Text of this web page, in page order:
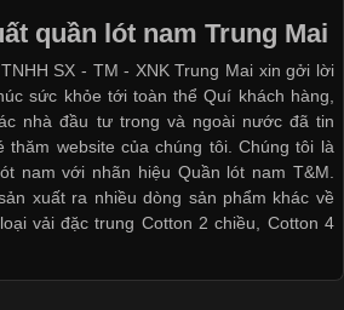
chất liệu được sử dụng rộng rãi
nhờ đặc tính co giãn, mềm mại và
thun, đồ thể thao cho đến đồ lót nam,
quan trọng trong quá trình sản xuất.
quần lót nam giá
Phổ Biến Trong Ngành May Mặc
quần lót nam Boxer TpHCM
lót nam boxer thun lạnh
lót nam Boxer thun lạnh giá rẻ
quần lót nam Trung Mai
SX - TM - XNK Trung Mai xin gởi lời
sức khỏe tới toàn thể Quí khách hàng,
nhà đầu tư trong và ngoài nước đã tin
thăm website của chúng tôi. Chúng tôi là
nam với nhãn hiệu Quần lót nam T&M.
xuất ra nhiều dòng sản phẩm khác về
vải đặc trung Cotton 2 chiều, Cotton 4